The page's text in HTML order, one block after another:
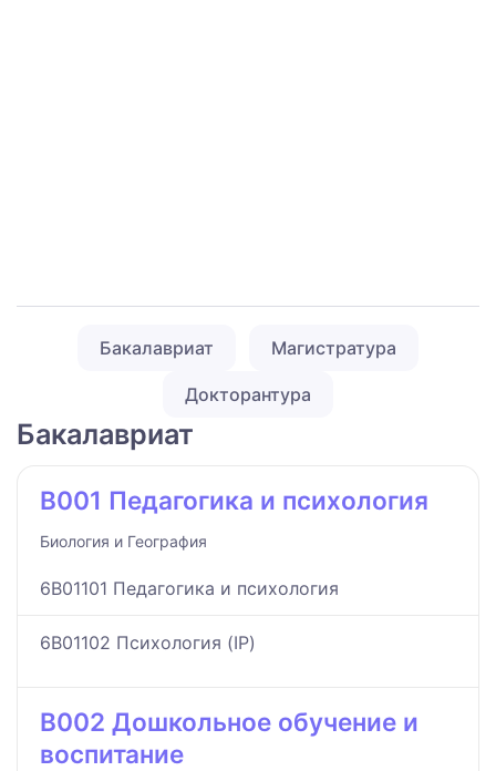
Бакалавриат Магистратура
Докторантура
Бакалавриат
B001 Педагогика и психология
Биология и География
6B01101 Педагогика и психология
6B01102 Психология (IP)
B002 Дошкольное обучение и
воспитание